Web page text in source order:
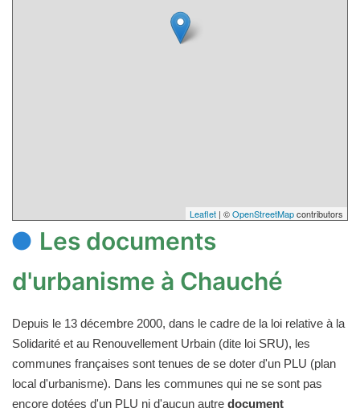
Leaflet | ©OpenStreetMapcontributors
Les documents
d'urbanisme à Chauché
Depuis le 13 décembre 2000, dans le cadre de la loi relative à la
Solidarité et au Renouvellement Urbain (dite loi SRU), les
communes françaises sont tenues de se doter d'un PLU (plan
local d'urbanisme). Dans les communes qui ne se sont pas
encore dotées d'un PLU ni d'aucun autre document